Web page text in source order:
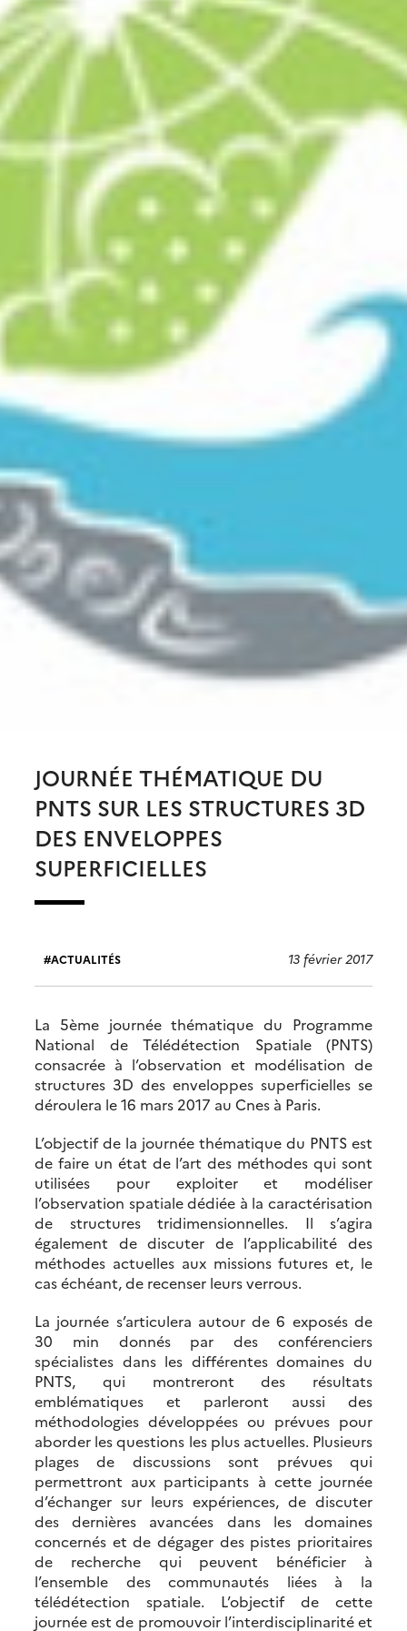
JOURNÉE THÉMATIQUE DU
PNTS SUR LES STRUCTURES 3D
DES ENVELOPPES
SUPERFICIELLES
ACTUALITÉS 13 février 2017
La 5ème journée thématique du Programme
National de Télédétection Spatiale (PNTS)
consacrée à l’observation et modélisation de
structures 3D des enveloppes superficielles se
déroulera le 16 mars 2017 au Cnes à Paris.
L’objectif de la journée thématique du PNTS est
de faire un état de l’art des méthodes qui sont
utilisées pour exploiter et modéliser
l’observation spatiale dédiée à la caractérisation
de structures tridimensionnelles. Il s’agira
également de discuter de l’applicabilité des
méthodes actuelles aux missions futures et, le
cas échéant, de recenser leurs verrous.
La journée s’articulera autour de 6 exposés de
30 min donnés par des conférenciers
spécialistes dans les différentes domaines du
PNTS, qui montreront des résultats
emblématiques et parleront aussi des
méthodologies développées ou prévues pour
aborder les questions les plus actuelles. Plusieurs
plages de discussions sont prévues qui
permettront aux participants à cette journée
d’échanger sur leurs expériences, de discuter
des dernières avancées dans les domaines
concernés et de dégager des pistes prioritaires
de recherche qui peuvent bénéficier à
l’ensemble des communautés liées à la
télédétection spatiale. L’objectif de cette
journée est de promouvoir l’interdisciplinarité et